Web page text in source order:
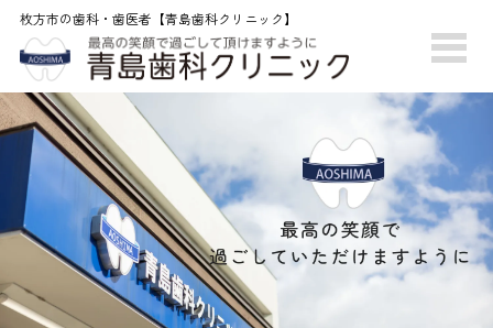
枚方市の歯科・歯医者【青島歯科クリニック】